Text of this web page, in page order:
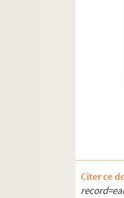
Citer ce